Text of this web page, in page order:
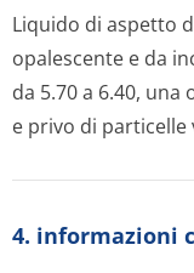
Liquido di aspetto
opalescente e da
da 5.70 a 6.40, una
e privo di particelle
4. informazioni